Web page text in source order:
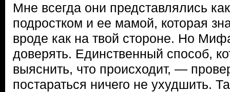
Мне всегда они представлялись
подростком и ее мамой, которая
вроде как на твой стороне. Но
доверять. Единственный способ,
выяснить, что происходит, —
постараться ничего не ухудшить.